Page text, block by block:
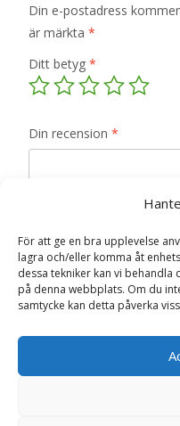
För att ge en bra upplevelse
lagra och/eller komma åt
dessa tekniker kan vi behandla
på denna webbplats. Om du
samtycke kan detta påverka
Din e-postadress
är märkta *
Ditt betyg *
Din recension *
Namn *
E-post*
Spara mitt namn, min
denna webbläsare till